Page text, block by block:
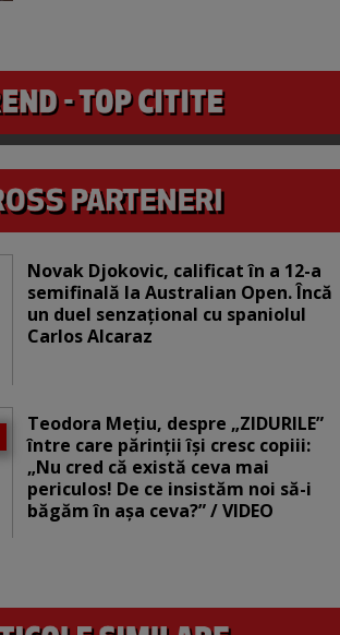
Novak Djokovic, calificat în a 12-a
semifinală la Australian Open. Încă
un duel senzațional cu spaniolul
Carlos Alcaraz
Teodora Mețiu, despre „ZIDURILE”
între care părinții își cresc copiii:
„Nu cred că există ceva mai
periculos! De ce insistăm noi să-i
băgăm în așa ceva?” / VIDEO